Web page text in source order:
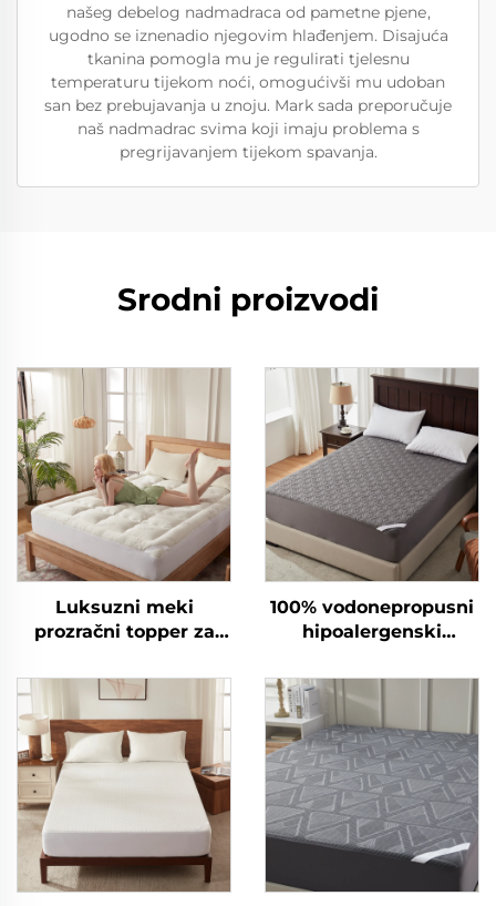
našeg debelog nadmadraca od pametne pjenе,
ugodno se iznenadio njegovim hlađenjem. Disajuća
tkanina pomogla mu je regulirati tjelesnu
temperaturu tijekom noći, omogućivši mu udoban
san bez prebujavanja u znoju. Mark sada preporučuje
naš nadmadrac svima koji imaju problema s
pregrijavanjem tijekom spavanja.
Srodni proizvodi
Luksuzni meki
prozračni topper za
čuvelac za madrac
100% vodonepropusni
hipoalergenski
dubokim džepovima
6-15 inča, disajni
pokrivač za madrac za
hotel i kuću (siva)